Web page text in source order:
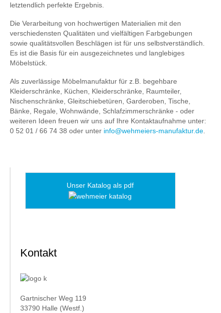
letztendlich perfekte Ergebnis.
Die Verarbeitung von hochwertigen Materialien mit den
verschiedensten Qualitäten und vielfältigen Farbgebungen
sowie qualitätsvollen Beschlägen ist für uns selbstverständlich.
Es ist die Basis für ein ausgezeichnetes und langlebiges
Möbelstück.
Als zuverlässige Möbelmanufaktur für z.B. begehbare
Kleiderschränke, Küchen, Kleiderschränke, Raumteiler,
Nischenschränke, Gleitschiebetüren, Garderoben, Tische,
Bänke, Regale, Wohnwände, Schlafzimmerschränke - oder
weiteren Ideen freuen wir uns auf Ihre Kontaktaufnahme unter:
0 52 01 / 66 74 38 oder unter info@wehmeiers-manufaktur.de.
Unser Katalog als pdf
Kontakt
Gartnischer Weg 119
33790 Halle (Westf.)